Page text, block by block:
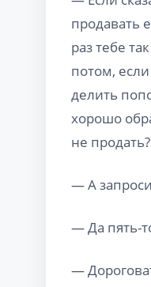
продавать
раз тебе
потом,
делить
хорошо
не
— А
— Да пять-
—